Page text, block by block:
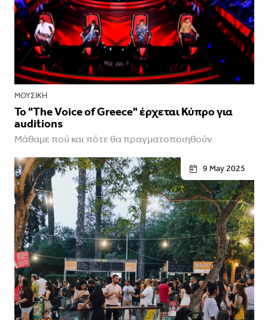
ΜΟΥΣΙΚΉ
Το "The Voice of Greece" έρχεται Κύπρο για
auditions
Μάθαμε πού και πότε θα πραγματοποιηθούν
9 May 2025